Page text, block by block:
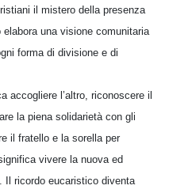
il mistero della presenza
una visione comunitaria
forma di divisione e di
accogliere l’altro, riconoscere il
la piena solidarietà con gli
il fratello e la sorella per
vivere la nuova ed
Il ricordo eucaristico diventa